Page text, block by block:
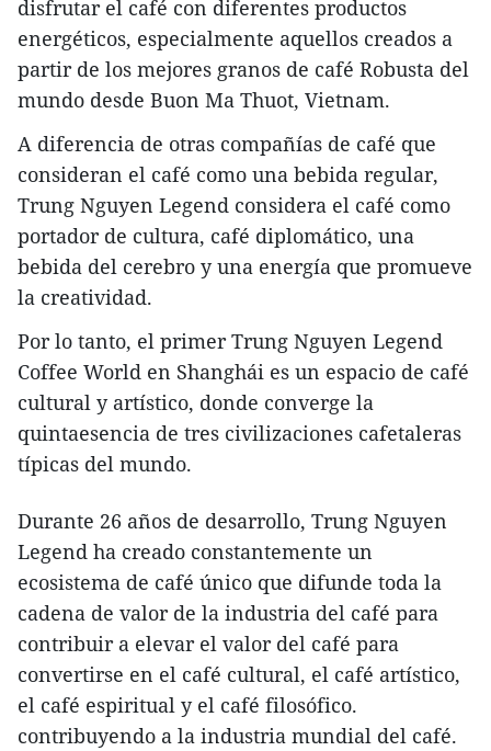
disfrutar el café con diferentes productos
energéticos, especialmente aquellos creados a
partir de los mejores granos de café Robusta del
mundo desde Buon Ma Thuot, Vietnam.
A diferencia de otras compañías de café que
consideran el café como una bebida regular,
Trung Nguyen Legend considera el café como
portador de cultura, café diplomático, una
bebida del cerebro y una energía que promueve
la creatividad.
Por lo tanto, el primer Trung Nguyen Legend
Coffee World en Shanghái es un espacio de café
cultural y artístico, donde converge la
quintaesencia de tres civilizaciones cafetaleras
típicas del mundo.
Durante 26 años de desarrollo, Trung Nguyen
Legend ha creado constantemente un
ecosistema de café único que difunde toda la
cadena de valor de la industria del café para
contribuir a elevar el valor del café para
convertirse en el café cultural, el café artístico,
el café espiritual y el café filosófico.
contribuyendo a la industria mundial del café.